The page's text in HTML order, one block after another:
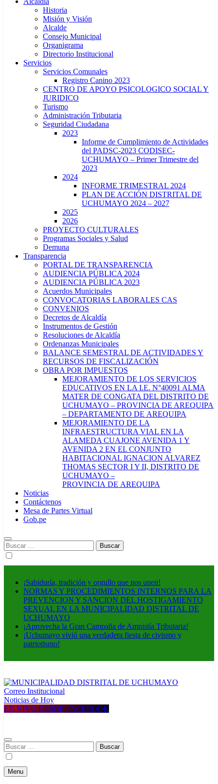
Historia
Misión y Visión
Alcalde
Consejo Municipal
Organigrama
Directorio Institucional
Servicios
Servicios Comunales
Registro Canino 2023
CENTRO DE APOYO PSICOLOGICO SOCIAL Y
JURIDICO
Turismo
Administración Tributaria
Seguridad Ciudadana
2023
Informe de Cumplimiento de Actividades
del PADSC-2023 CODISEC-
UCHUMAYO – Primer Trimestre del
2023
2024
INFORME TRIMESTRAL 2024
PLAN DE ACCIÓN DISTRITAL DE
UCHUMAYO 2024 – 2027
2025
2026
PROYECTO CULTURALES
Programas Sociales y Salud
Demuna
Transparencia
PORTAL DE TRANSPARENCIA
AUDIENCIA PÚBLICA 2024
AUDIENCIA PÚBLICA 2023
Acuerdos Municipales
CONVOCATORIAS LABORALES CAS
CONVENIOS
Decretos de Alcaldía
Instrumentos de Gestión
Resoluciones de Alcaldía
Ordenanzas Municipales
BALANCE SEMESTRAL DE ACTIVIDADES Y
RECURSOS DE FISCALIZACIÓN
OBRA POR IMPUESTOS
MEJORAMIENTO DE LOS SERVICIOS
EDUCATIVOS EN LA I.E. N°40091 ALMA
MATER DE CONGATA DEL DISTRITO DE
UCHUMAYO – PROVINCIA DE AREQUIPA
– DEPARTAMENTO DE AREQUIPA
MEJORAMIENTO DE LA
INFRAESTRUCTURA VIAL EN LA
ALAMEDA CUAJONE AVENIDA 1 Y
AVENIDA 2 EN EL CONJUNTO
HABITACIONAL IGNACION ALVAREZ
THOMAS SECTOR I Y II, DISTRITO DE
UCHUMAYO –
PROVINCIA DE AREQUIPA
Noticias
Contáctenos
Mesa de Partes Virtual
Gob.pe
Buscar:
¡Sabiduría, tradición y orgullo que nos unen!
NORMAS Y PROCEDIMIENTOS INTERNOS PARA LA
PREVENCION Y SANCION DEL HOSTIGAMIENTO
SEXUAL EN LA MUNICIPALIDAD DISTRITAL DE
UCHUMAYO
¡Aprovecha la Gran Campaña de Amnistía Tributaria!
¡Uchumayo vivió una verdadera fiesta de civismo y
patriotismo!
MUNICIPALIDAD DISTRITAL DE UCHUMAYO
Construyendo una nueva Historia
Correo Institucional
Noticias de Hoy
EN VIVO DESDE FACEBOOK
Buscar:
Menu